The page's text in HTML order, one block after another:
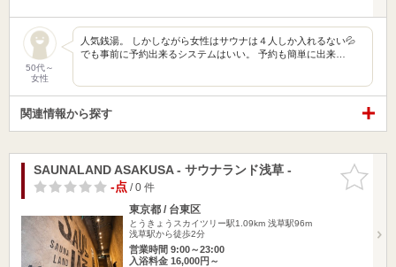
50代～
女性
人気銭湯。 しかしながら女性はサウナは４人しか入れるない💦
でも事前に予約出来るシステムはいい。 予約も簡単に出来…
関連情報から探す
お気に入
りに追加
SAUNALAND ASAKUSA - サウナランド浅草 -
-点/ 0 件
東京都 / 台東区
とうきょうスカイツリー駅1.09km 浅草駅96m
浅草駅から徒歩2分
営業時間 9:00～23:00
入浴料金 16,000円～